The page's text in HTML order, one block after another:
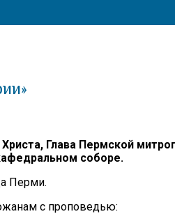
Глава Пермской
соборе.
Перми.
с проповедью: